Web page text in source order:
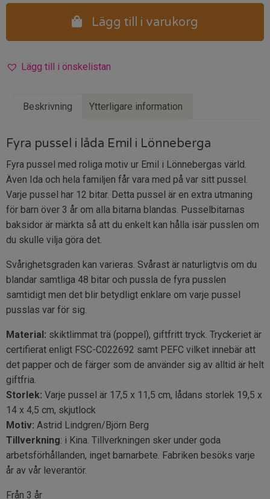
Lägg till i varukorg
Lägg till i önskelistan
Beskrivning Ytterligare information
Fyra pussel i låda Emil i Lönneberga
Fyra pussel med roliga motiv ur Emil i Lönnebergas värld.
Även Ida och hela familjen får vara med på var sitt pussel.
Varje pussel har 12 bitar. Detta pussel är en extra utmaning
för barn över 3 år om alla bitarna blandas. Pusselbitarnas
baksidor är märkta så att du enkelt kan hålla isär pusslen om
du skulle vilja göra det.
Svårighetsgraden kan varieras. Svårast är naturligtvis om du
blandar samtliga 48 bitar och pussla de fyra pusslen
samtidigt men det blir betydligt enklare om varje pussel
pusslas var för sig.
Material: skiktlimmat trä (poppel), giftfritt tryck. Tryckeriet är
certifierat enligt FSC-C022692 samt PEFC vilket innebär att
det papper och de färger som de använder sig av alltid är helt
giftfria.
Storlek: Varje pussel är 17,5 x 11,5 cm, lådans storlek 19,5 x
14 x 4,5 cm, skjutlock
Motiv: Astrid Lindgren/Björn Berg
Tillverkning: i Kina. Tillverkningen sker under goda
arbetsförhållanden, inget barnarbete. Fabriken besöks varje
år av vår leverantör.
Från 3 år